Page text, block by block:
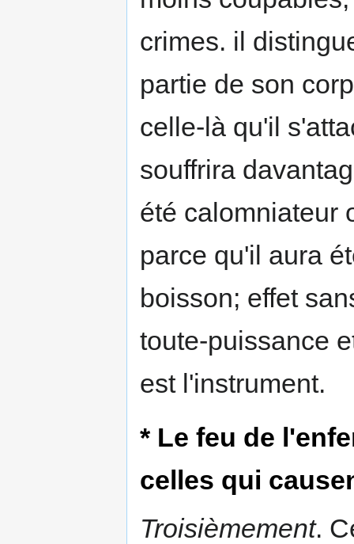
crimes. il
partie de son
celle-là qu'il
souffrira
été calomniateur
parce qu'il aura
boisson; effet
toute-puissance
est l'instrument.
* Le feu de
celles qui
Troisièmement.